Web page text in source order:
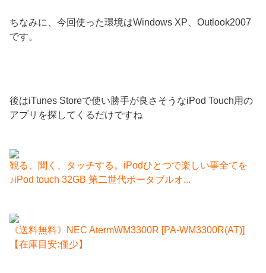
ちなみに、今回使った環境はWindows XP、Outlook2007
です。
後はiTunes Storeで使い勝手が良さそうなiPod Touch用の
アプリを探してくるだけですね
観る、聞く、タッチする。iPodひとつで楽しい事全てを
♪iPod touch 32GB 第二世代ポータブルオ...
《送料無料》NEC AtermWM3300R [PA-WM3300R(AT)]
【在庫目安:僅少】